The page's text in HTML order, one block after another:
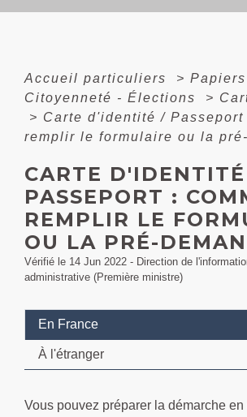
Accueil particuliers >
Citoyenneté - Élections
>
> Carte d'identité / Passeport
remplir le formulaire ou la
CARTE
PASSEPORT :
REMPLIR LE
OU LA PRÉ-
Vérifié le 14 Jun 2022 - Direction de
administrative (Première ministre)
En France
À l'étranger
Vous pouvez préparer la démarche